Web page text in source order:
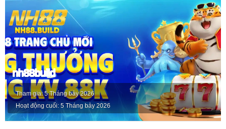
nh88build
Tham gia 5 Tháng bảy 2026
Hoạt động cuối 5 Tháng bảy 2026